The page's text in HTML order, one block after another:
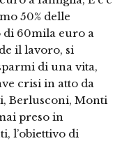
50% delle
di 60mila euro a
il lavoro, si
di una vita,
crisi in atto da
Berlusconi, Monti
preso in
l’obiettivo di